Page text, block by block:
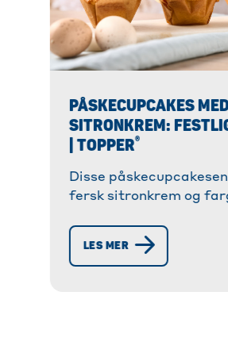
PÅSKECUPCAKES
SITRONKREM:
| TOPPER®
Disse
fersk sitronkrem og
et blikkfang på
Oppdag oppskriften nå!
LES MER